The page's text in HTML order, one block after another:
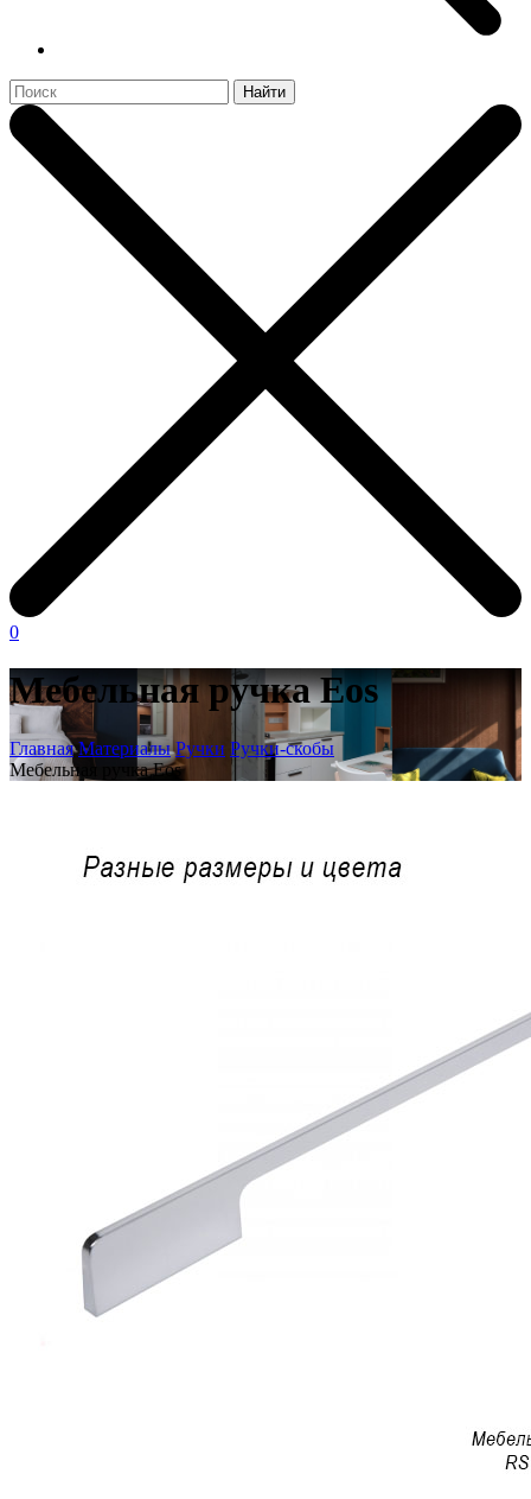
Найти
0
Мебельная ручка Eos
Главная Материалы Ручки Ручки-скобы
Мебельная ручка Eos